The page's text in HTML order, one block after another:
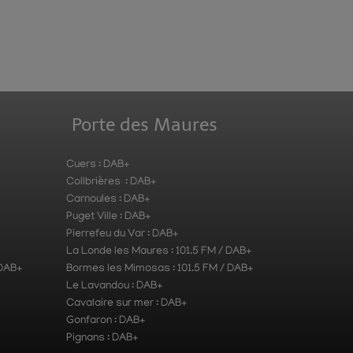
Porte des Maures
Cuers : DAB+
Collbrières : DAB+
Carnoules : DAB+
Puget Ville : DAB+
Pierrefeu du Var : DAB+
La Londe les Maures : 101.5 FM / DAB+
Bormes les Mimosas : 101.5 FM / DAB+
Le Lavandou : DAB+
Cavalaire sur mer : DAB+
Gonfaron : DAB+
Pignans : DAB+